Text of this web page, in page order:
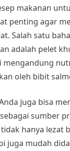
makanan
penting agar
Salah satu
adalah pelet
mengandung
oleh bibit
juga bisa
sumber
hanya lezat
juga mudah